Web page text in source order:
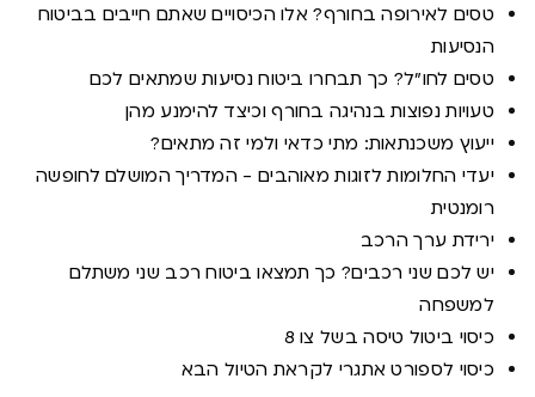
טסים לאירופה בחורף? אלו הכיסויים שאתם חייבים בביטוח
הנסיעות
טסים לחו"ל? כך תבחרו ביטוח נסיעות שמתאים לכם
טעויות נפוצות בנהיגה בחורף וכיצד להימנע מהן
ייעוץ משכנתאות: מתי כדאי ולמי זה מתאים?
יעדי החלומות לזוגות מאוהבים - המדריך המושלם לחופשה
רומנטית
ירידת ערך הרכב
יש לכם שני רכבים? כך תמצאו ביטוח רכב שני משתלם
למשפחה
כיסוי ביטול טיסה בשל צו 8
כיסוי לספורט אתגרי לקראת הטיול הבא